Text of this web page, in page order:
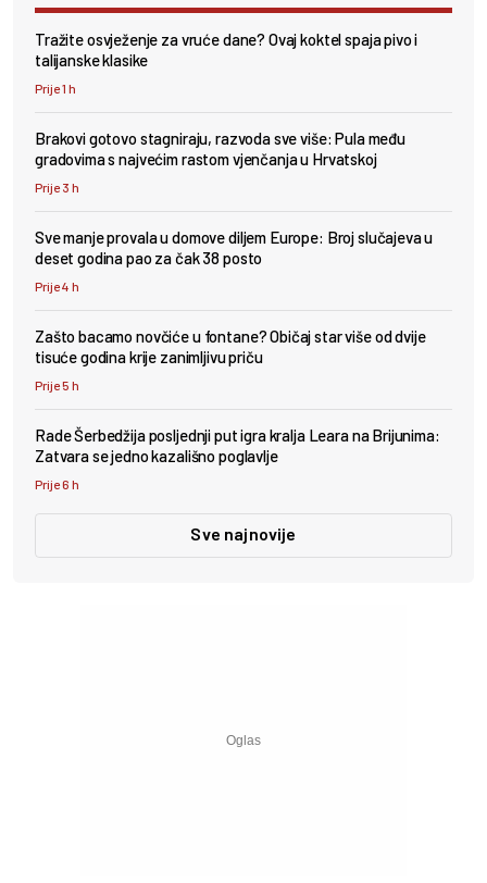
Tražite osvježenje za vruće dane? Ovaj koktel spaja pivo i
talijanske klasike
Prije 1 h
Brakovi gotovo stagniraju, razvoda sve više: Pula među
gradovima s najvećim rastom vjenčanja u Hrvatskoj
Prije 3 h
Sve manje provala u domove diljem Europe: Broj slučajeva u
deset godina pao za čak 38 posto
Prije 4 h
Zašto bacamo novčiće u fontane? Običaj star više od dvije
tisuće godina krije zanimljivu priču
Prije 5 h
Rade Šerbedžija posljednji put igra kralja Leara na Brijunima:
Zatvara se jedno kazališno poglavlje
Prije 6 h
Sve najnovije